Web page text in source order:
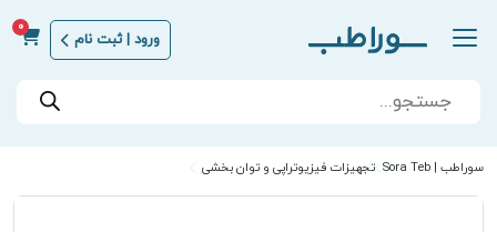
ورود | ثبت نام
0
Products
search
سوراطب | Sora Teb تجهیزات فیزیوتراپی و توان بخشی